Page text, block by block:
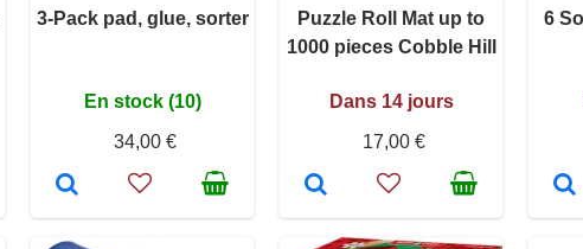
3-Pack pad, glue, sorter
En stock (10)
34,00 €
Puzzle Roll Mat up to
1000 pieces Cobble Hill
Dans 14 jours
17,00 €
6